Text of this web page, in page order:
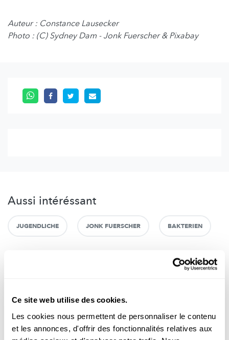
Ce site web utilise des cookies.
Les cookies nous permettent de personnaliser le contenu
et les annonces, d'offrir des fonctionnalités relatives aux
Auteur : Constance Lausecker
Photo : (C) Sydney Dam - Jonk Fuerscher & Pixabay
Aussi intéréssant
JUGENDLICHE JONK FUERSCHER BAKTERIEN